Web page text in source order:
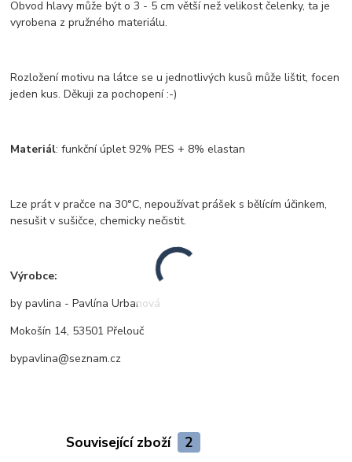
Obvod hlavy může být o 3 - 5 cm větší než velikost čelenky, ta je
vyrobena z pružného materiálu.
Rozložení motivu na látce se u jednotlivých kusů může lištit, focen
jeden kus. Děkuji za pochopení :-)
Materiál: funkční úplet 92% PES + 8% elastan
Lze prát v pračce na 30°C, nepoužívat prášek s bělícím účinkem,
nesušit v sušičce, chemicky nečistit.
Výrobce:
by pavlina - Pavlína Urbanová
Mokošín 14, 53501 Přelouč
bypavlina@seznam.cz
Související zboží 2